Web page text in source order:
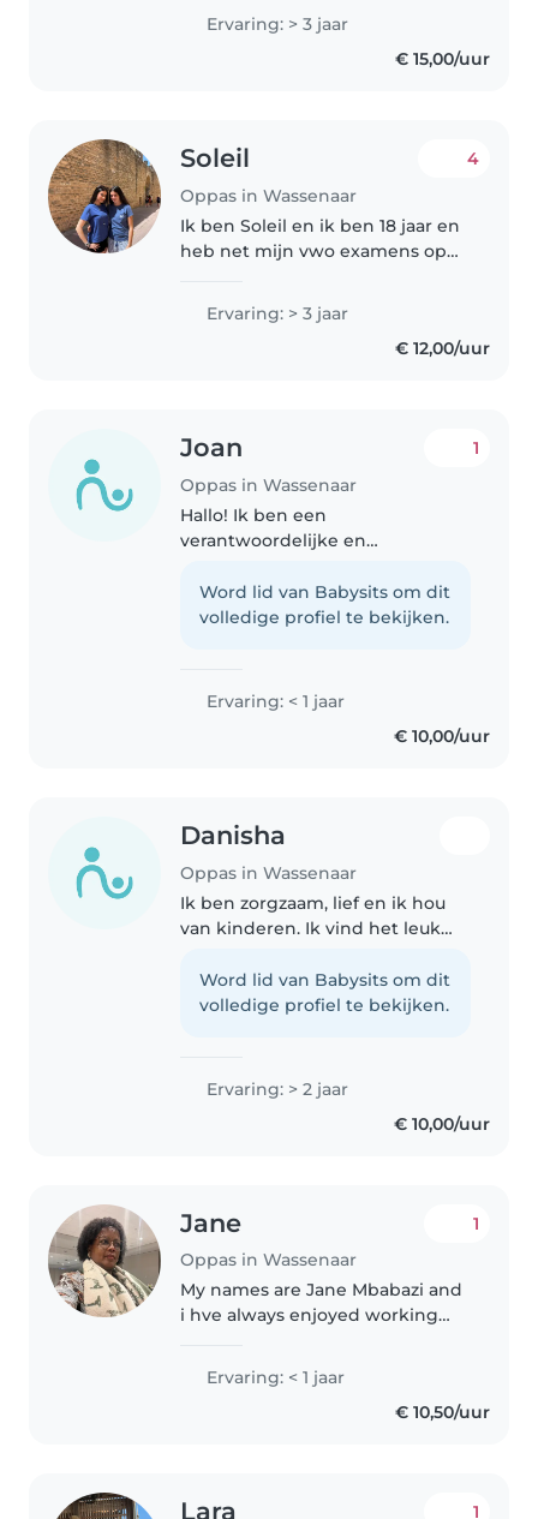
watching multiple kids. I am
currently specialising in child
psychology at university so..
Ervaring: > 3 jaar
€ 15,00/uur
Soleil
Oppas in Wassenaar
4
Ik ben Soleil en ik ben 18 jaar en
heb net mijn vwo examens op
neem volgend jaar een
tussenjaar waar ik aupair wil
worden en waarschijnlijk
Ervaring: > 3 jaar
€ 12,00/uur
Joan
Oppas in Wassenaar
1
Hallo! Ik ben een
verantwoordelijke en
graag met peuters en kleuters
werkt. Ik ben geduldig en heb
Word lid van Babysits om dit
volledige profiel te bekijken.
Ervaring: < 1 jaar
€ 10,00/uur
Danisha
Oppas in Wassenaar
Ik ben zorgzaam, lief en ik hou
van kinderen. Ik vind het leuk
en creatieve dingetjes te maken.
Ik help graag anderen en ben
Word lid van Babysits om dit
volledige profiel te bekijken.
Ervaring: > 2 jaar
€ 10,00/uur
Jane
Oppas in Wassenaar
1
My names are Jane Mbabazi and
i hve always enjoyed working
friendly , responsible and
genuinely caring and love
creating fun , safe and nurturing
Ervaring: < 1 jaar
€ 10,50/uur
Lara 1